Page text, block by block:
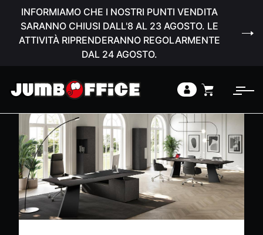
INFORMIAMO CHE I NOSTRI PUNTI VENDITA
SARANNO CHIUSI DALL'8 AL 23 AGOSTO. LE
ATTIVITÀ RIPRENDERANNO REGOLARMENTE
DAL 24 AGOSTO.